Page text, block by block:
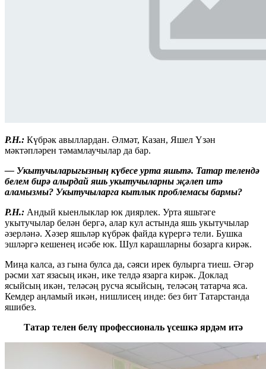
Р.Н.: Күбрәк авыллардан. Əлмәт, Казан, Яшел Үзән
мәктәпләрен тәмамлаучылар да бар.
— Укытучыларыгызның күбесе урта яшьтә. Татар телендә
белем бирә алырдай яшь укытучыларны җәлеп итә
аламызмы? Укытучыларга кытлык проблемасы бармы?
Р.Н.: Андый кыенлыклар юк диярлек. Урта яшьтәге
укытучылар белән бергә, алар кул астында яшь укытучылар
әзерләнә. Хәзер яшьләр күбрәк файда күрергә тели. Бушка
эшләргә кешенең исәбе юк. Шул карашларны бозарга кирәк.
Миңа калса, аз гына булса да, сәяси ирек булырга тиеш. Əгәр
рәсми хат язасың икән, ике телдә язарга кирәк. Доклад
ясыйсың икән, теләсәң русча ясыйсың, теләсәң татарча яса.
Кемдер аңламый икән, нишлисең инде: без бит Татарстанда
яшибез.
Татар телен белү профессиональ үсешкә ярдәм итә